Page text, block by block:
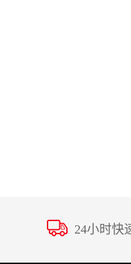
24小时快